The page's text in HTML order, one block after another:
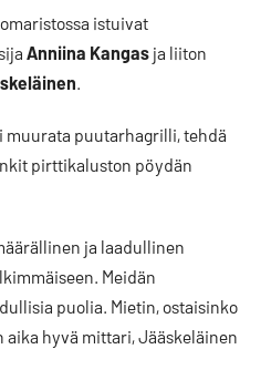
istuivat
Anniina Kangas ja liiton
.
muurata puutarhagrilli, tehdä
pirttikaluston pöydän
ja laadullinen
Meidän
puolia. Mietin, ostaisinko
aika hyvä mittari, Jääskeläinen